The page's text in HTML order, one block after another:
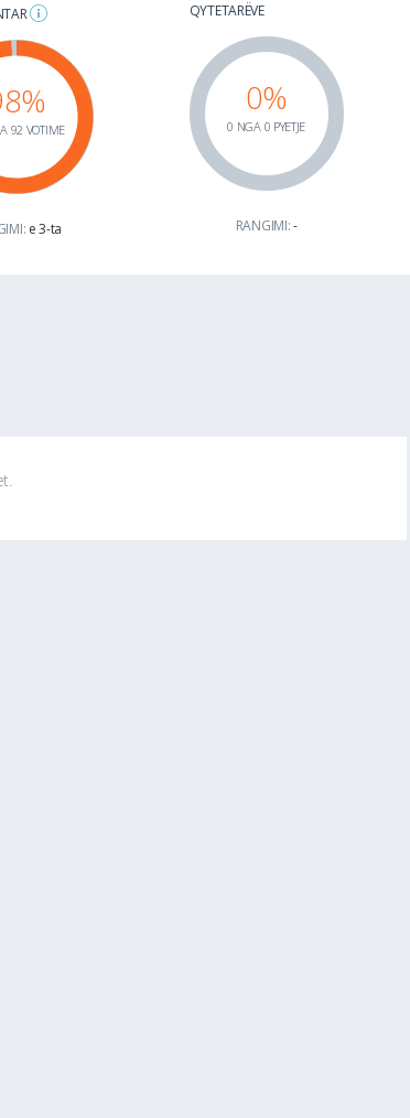
92 VOTIME
e 3-ta
QYTETARËVE
0%
0 NGA 0 PYETJE
RANGIMI:-